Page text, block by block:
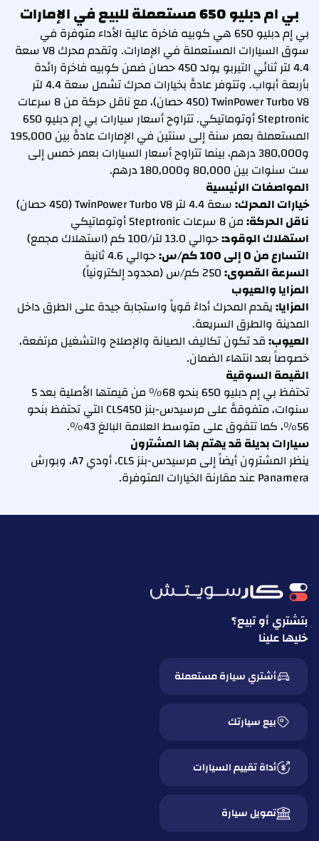
بي ام دبليو 650 مستعملة للبيع في الإمارات
بي إم دبليو 650 هي كوبيه فاخرة عالية الأداء متوفرة في
سوق السيارات المستعملة في الإمارات. وتقدم محرك V8 سعة
4.4 لتر ثنائي التيربو يولد 450 حصان ضمن كوبيه فاخرة رائدة
بأربعة أبواب. وتتوفر عادةً بخيارات محرك تشمل سعة 4.4 لتر
TwinPower Turbo V8 (450 حصان)، مع ناقل حركة من 8 سرعات
Steptronic أوتوماتيكي. تتراوح أسعار سيارات بي إم دبليو 650
المستعملة بعمر سنة إلى سنتين في الإمارات عادةً بين 195,000
و380,000 درهم، بينما تتراوح أسعار السيارات بعمر خمس إلى
ست سنوات بين 80,000 و180,000 درهم.
المواصفات الرئيسية
خيارات المحرك:سعة 4.4 لتر TwinPower Turbo V8 (450 حصان)
ناقل الحركة:من 8 سرعات Steptronic أوتوماتيكي
استهلاك الوقود:حوالي 13.0 لتر/100 كم (استهلاك مجمع)
التسارع من 0 إلى 100 كم/س:
حوالي 4.6 ثانية
السرعة القصوى:250 كم/س (محدود إلكترونياً)
المزايا والعيوب
المزايا:يقدم المحرك أداءً قوياً واستجابة جيدة على الطرق داخل
المدينة والطرق السريعة.
العيوب:قد تكون تكاليف الصيانة والإصلاح والتشغيل مرتفعة،
خصوصاً بعد انتهاء الضمان.
القيمة السوقية
تحتفظ بي إم دبليو 650 بنحو 68% من قيمتها الأصلية بعد 5
سنوات، متفوقةً على مرسيدس-بنز CLS450 التي تحتفظ بنحو
56%، كما تتفوق على متوسط العلامة البالغ 43%.
سيارات بديلة قد يهتم بها المشترون
ينظر المشترون أيضاً إلى مرسيدس-بنز CLS، أودي A7، وبورش
Panamera عند مقارنة الخيارات المتوفرة.
بتشتري أو تبيع؟
خليها علينا
أشتري سيارة مستعملة
بيع سيارتك
أداة تقييم السيارات
تمويل سيارة